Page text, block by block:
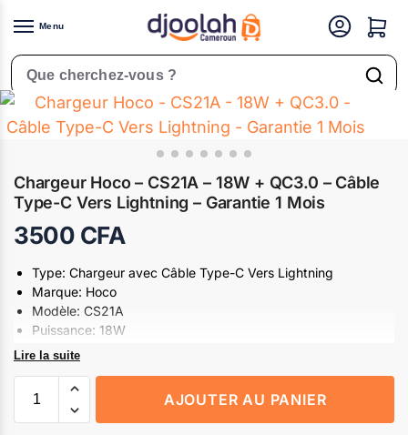
Menu
Rechercher un produit
Accueil Téléphones & Tablettes Chargeurs & adaptateurs
Chargeur Hoco – CS21A – 18W + QC3.0 – Câble
Type-C Vers Lightning – Garantie 1 Mois
3500 CFA
Type: Chargeur avec Câble Type-C Vers Lightning
Marque: Hoco
Modèle: CS21A
Puissance: 18W
Chargeur mural avec port USB-A unique.
Prise UE.
Kit disponible avec câble USB-A vers Micro-USB ou USB-A
vers Type-C.
Lire la suite
AJOUTER AU PANIER